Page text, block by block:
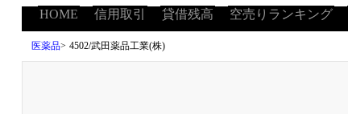
HOME 信用取引 貸借残高 空売りランキング
医薬品> 4502/武田薬品工業(株)